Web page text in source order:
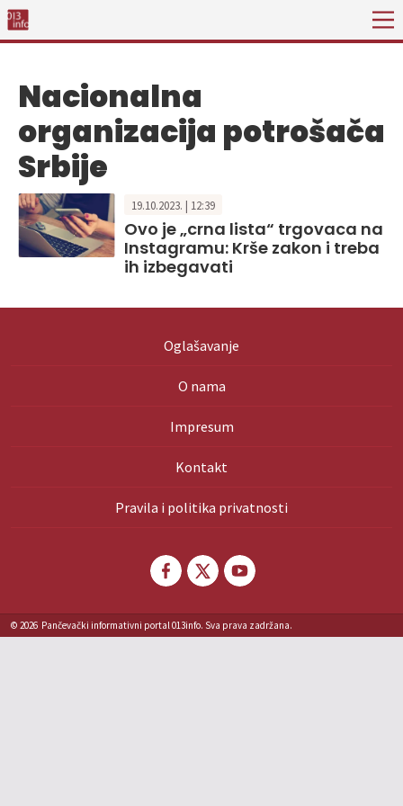
Nacionalna
organizacija potrošača
Srbije
19.10.2023. | 12:39
Ovo je „crna lista“ trgovaca na
Instagramu: Krše zakon i treba
ih izbegavati
Oglašavanje
O nama
Impresum
Kontakt
Pravila i politika privatnosti
© 2026 Pančevački informativni portal 013info. Sva prava zadržana.